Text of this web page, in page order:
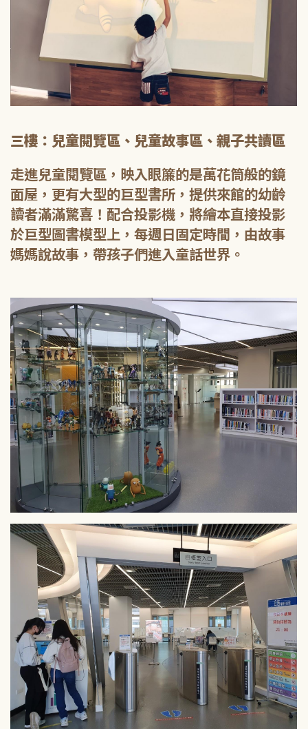
三樓：兒童閱覽區、兒童故事區、親子共讀區
走進兒童閱覽區，映入眼簾的是萬花筒般的鏡
面屋，更有大型的巨型書所，提供來館的幼齡
讀者滿滿驚喜！配合投影機，將繪本直接投影
於巨型圖書模型上，每週日固定時間，由故事
媽媽說故事，帶孩子們進入童話世界。